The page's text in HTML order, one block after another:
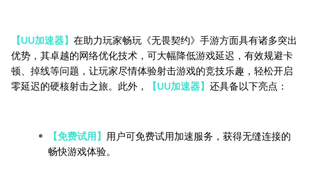
【UU加速器】 在助力玩家畅玩《无畏契约》手游方面具有诸多突出
优势，其卓越的网络优化技术，可大幅降低游戏延迟，有效规避卡
顿、掉线等问题，让玩家尽情体验射击游戏的竞技乐趣，轻松开启
零延迟的硬核射击之旅。此外，
【UU加速器】 还具备以下亮点：
【免费试用】
用户可免费试用加速服务，获得无缝连接的
畅快游戏体验。